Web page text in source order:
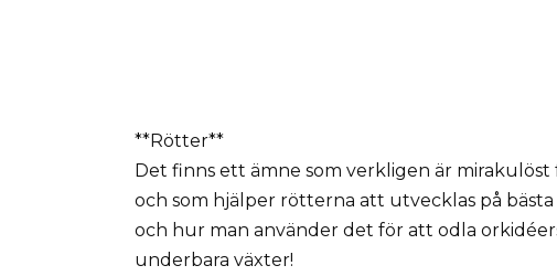
**Rötter**
Det finns ett ämne som verkligen är
och som hjälper rötterna att utvecklas på bästa
och hur man använder det för att odla
underbara växter!